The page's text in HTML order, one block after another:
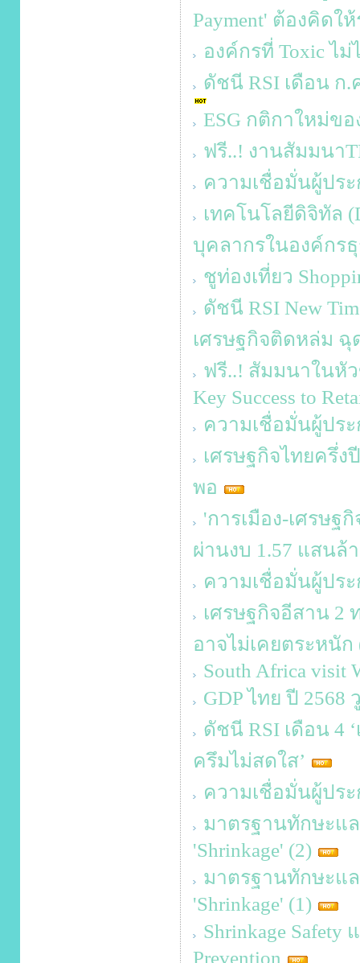
Payment' ต้องคิดใ
องค์กรที่ Toxic ไ
ดัชนี RSI เดือน ก.
ESG กติกาใหม่ข
ฟรี..! งานสัมมนา
ความเชื่อมั่นผู้ปร
เทคโนโลยีดิจิทัล
บุคลากรในองค์กร
ชูท่องเที่ยว
ดัชนี RSI New
เศรษฐกิจติดหล่ม
ฟรี..! สัมมนาในหัว
Key Success to
ความเชื่อมั่นผู้ปร
เศรษฐกิจไทยครึ่ง
พอ
'การเมือง-เศรษฐ
ผ่านงบ 1.57 แสนล้
ความเชื่อมั่นผู้ปร
เศรษฐกิจอีสาน 2
อาจไม่เคยตระหนัก
South Africa visit
GDP ไทย ปี 2568
ดัชนี RSI เดือน 4
ครึมไม่สดใส’
ความเชื่อมั่นผู้ปร
มาตรฐานทักษะแ
'Shrinkage' (2)
มาตรฐานทักษะแ
'Shrinkage' (1)
Shrinkage Safety
Prevention